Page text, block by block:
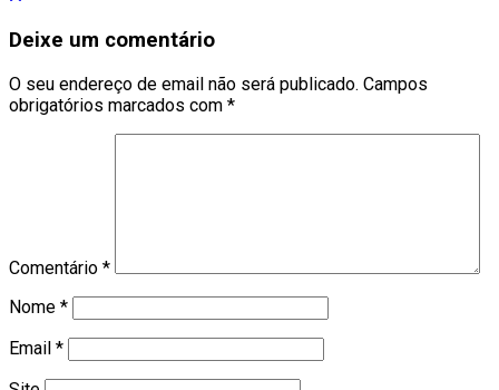
Deixe um comentário
O seu endereço de email não será publicado. Campos
obrigatórios marcados com *
Comentário *
Nome *
Email *